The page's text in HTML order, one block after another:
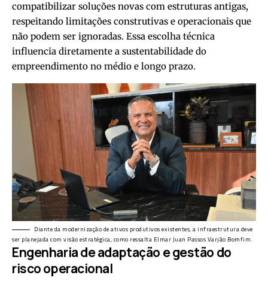
compatibilizar soluções novas com estruturas antigas,
respeitando limitações construtivas e operacionais que
não podem ser ignoradas. Essa escolha técnica
influencia diretamente a sustentabilidade do
empreendimento no médio e longo prazo.
Diante da modernização de ativos produtivos existentes, a infraestrutura deve
ser planejada com visão estratégica, como ressalta Elmar Juan Passos Varjão Bomfim.
Engenharia de adaptação e gestão do
risco operacional